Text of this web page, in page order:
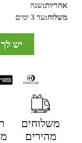
אחריות:שנה
משלוח:עד 3 ימים
יש
משלוחים
מהירים